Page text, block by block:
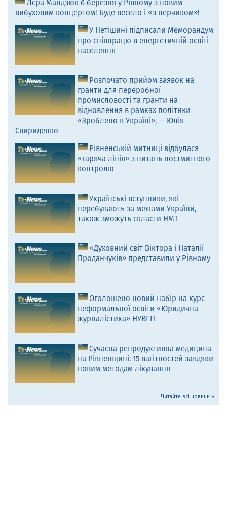
Лєра Мандзюк 6 березня у Рівному з новим
вибуховим концертом! Буде весело і «з перчиком»!
У Нетішині підписали Меморандум
про співпрацю в енергетичній освіті
населення
Розпочато прийом заявок на
гранти для переробної
промисловості та гранти на
відновлення в рамках політики
«Зроблено в Україні», — Юлія
Свириденко
Рівненській митниці відбулася
«гаряча лінія» з питань постмитного
контролю
Українські вступники, які
перебувають за межами України,
також зможуть скласти НМТ
«Духовний світ Віктора і Наталії
Проданчуків» представили у Рівному
Оголошено новий набір на курс
неформальної освіти «Юридична
журналістика» НУВГП
Сучасна репродуктивна медицина
на Рівненщині: 15 вагітностей завдяки
новим методам лікування
Читайте всі новини »